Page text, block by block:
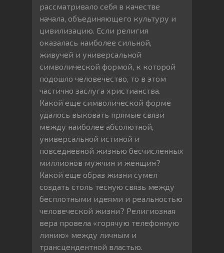
рассматривало себя в качестве
начала, объединяющего культуру и
цивилизацию. Если религия
оказалась наиболее сильной,
живучей и универсальной
символической формой, к которой
подошло человечество, то в этом
частично заслуга христианства.
Какой еще символической форме
удалось выковать прямые связи
между наиболее абсолютной,
универсальной истиной и
повседневной жизнью бесчисленных
миллионов мужчин и женщин?
Какой еще образ жизни сумел
создать столь тесную связь между
бесплотными идеями и реальностью
человеческой жизни? Религиозная
вера провела «горячую телефонную
линию» между личным и
трансцендентной властью.